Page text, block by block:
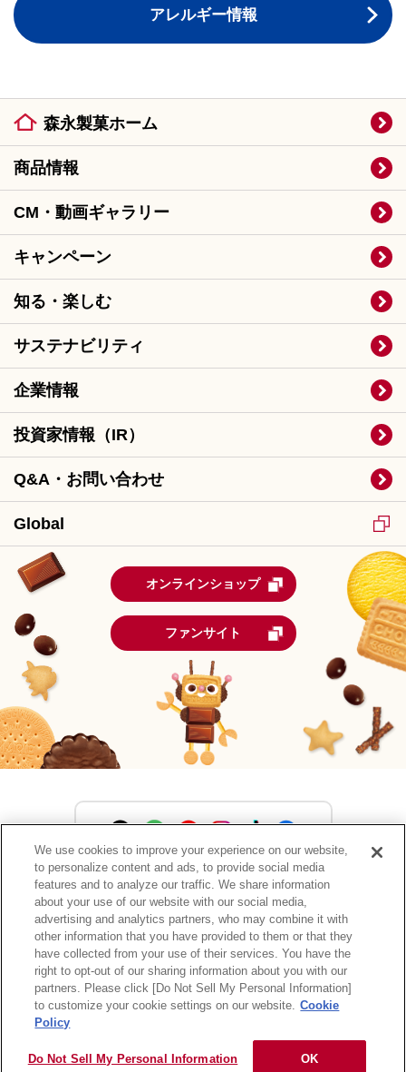
アレルギー情報
森永製菓ホーム
商品情報
CM・動画ギャラリー
キャンペーン
知る・楽しむ
サステナビリティ
企業情報
投資家情報（IR）
Q&A・お問い合わせ
Global
オンラインショップ
ファンサイト
森永製菓公式アカウント一覧
サイトマップ RSSの配信について
プライバシーポリシー
ウェブアクセシビリティ
ご利用規約 リンク
Copyright © MORINAGA & CO., LTD. All rights reserved.
We use cookies to improve your experience on our website,
to personalize content and ads, to provide social media
features and to analyze our traffic. We share information
about your use of our website with our social media,
advertising and analytics partners, who may combine it with
other information that you have provided to them or that they
have collected from your use of their services. You have the
right to opt-out of our sharing information about you with our
partners. Please click [Do Not Sell My Personal Information]
to customize your cookie settings on our website. Cookie
Policy
Do Not Sell My Personal Information OK